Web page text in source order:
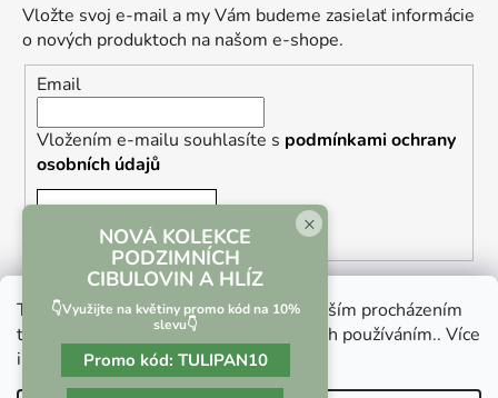
Tento web používá soubory cookie. Dalším procházením
tohoto webu vyjadřujete souhlas s jejich používáním.. Více
informacízde.
Vložte svoj e-mail a my Vám budeme zasielať informácie
o nových produktoch na našom e-shope.
Email
Vložením e-mailu souhlasíte s podmínkami ochrany
osobních údajů
Vrácení zboží a reklamace Kontaktní formulář
×
NOVÁ KOLEKCE
PODZIMNÍCH
CIBULOVIN A HLÍZ
👇Využijte na květiny promo kód na 10%
slevu👇
Promo kód: TULIPAN10